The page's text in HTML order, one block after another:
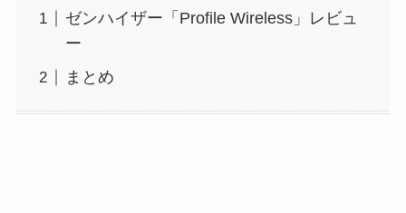
ゼンハイザー「Profile Wireless」レビュ
ー
まとめ